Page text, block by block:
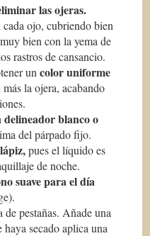
las ojeras.
ojo, cubriendo bien
bien con la yema de
rastros de cansancio.
un color uniforme
la ojera, acabando
delineador blanco o
del párpado fijo.
pues el líquido es
de noche.
suave para el día
pestañas. Añade una
secado aplica una